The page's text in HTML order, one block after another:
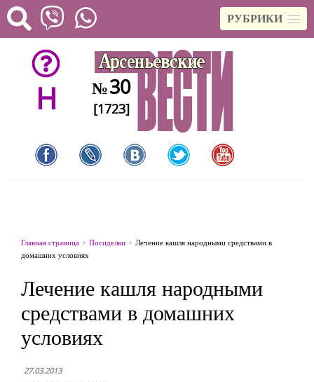
РУБРИКИ
H №30
[1723]
Главная страница Посиделки
Лечение кашля народными средствами в
домашних условиях
Лечение кашля народными
средствами в домашних
условиях
27.03.2013